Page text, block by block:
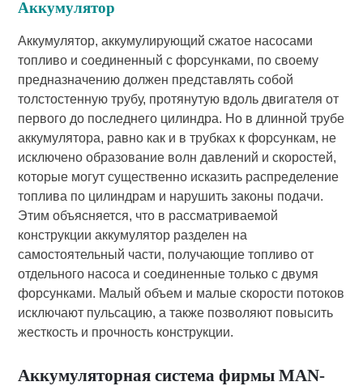
Аккумулятор
Аккумулятор, аккумулирующий сжатое насосами
топливо и соединенный с форсунками, по своему
предназначению должен представлять собой
толстостенную трубу, протянутую вдоль двигателя от
первого до последнего цилиндра. Но в длинной трубе
аккумулятора, равно как и в трубках к форсункам, не
исключено образование волн давлений и скоростей,
которые могут существенно исказить распределение
топлива по цилиндрам и нарушить законы подачи.
Этим объясняется, что в рассматриваемой
конструкции аккумулятор разделен на
самостоятельный части, получающие топливо от
отдельного насоса и соединенные только с двумя
форсунками. Малый объем и малые скорости потоков
исключают пульсацию, а также позволяют повысить
жесткость и прочность конструкции.
Аккумуляторная система фирмы MAN-